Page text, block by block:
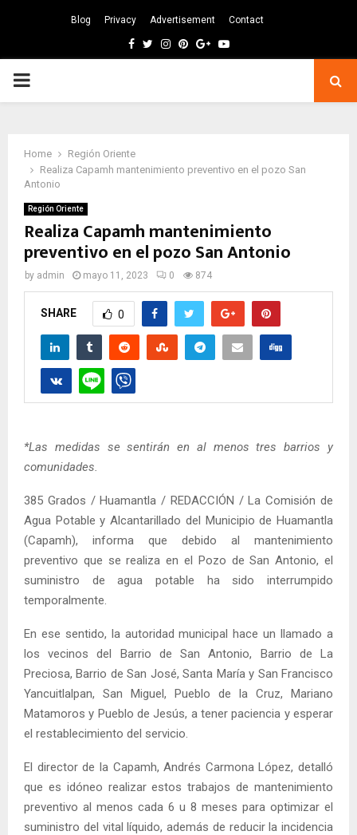
Blog Privacy Advertisement Contact
Facebook
TwitterInstagram
Pinterest
GoogleYoutube
PRIMARY
Home
Región Oriente
Realiza Capamh mantenimiento preventivo en el pozo San
Antonio
Región Oriente
Realiza Capamh mantenimiento
preventivo en el pozo San Antonio
by admin mayo 11, 2023 0 874
SHARE 0
*Las medidas se sentirán en al menos tres barrios y
comunidades.
385 Grados / Huamantla / REDACCIÓN / La Comisión de
Agua Potable y Alcantarillado del Municipio de Huamantla
(Capamh), informa que debido al mantenimiento
preventivo que se realiza en el Pozo de San Antonio, el
suministro de agua potable ha sido interrumpido
temporalmente.
En ese sentido, la autoridad municipal hace un llamado a
los vecinos del Barrio de San Antonio, Barrio de La
Preciosa, Barrio de San José, Santa María y San Francisco
Yancuitlalpan, San Miguel, Pueblo de la Cruz, Mariano
Matamoros y Pueblo de Jesús, a tener paciencia y esperar
el restablecimiento del servicio.
El director de la Capamh, Andrés Carmona López, detalló
que es idóneo realizar estos trabajos de mantenimiento
preventivo al menos cada 6 u 8 meses para optimizar el
suministro del vital líquido, además de reducir la incidencia